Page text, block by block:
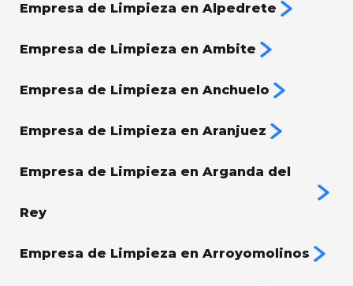
Empresa de Limpieza en Alpedrete
Empresa de Limpieza en Ambite
Empresa de Limpieza en Anchuelo
Empresa de Limpieza en Aranjuez
Empresa de Limpieza en Arganda del
Rey
Empresa de Limpieza en Arroyomolinos